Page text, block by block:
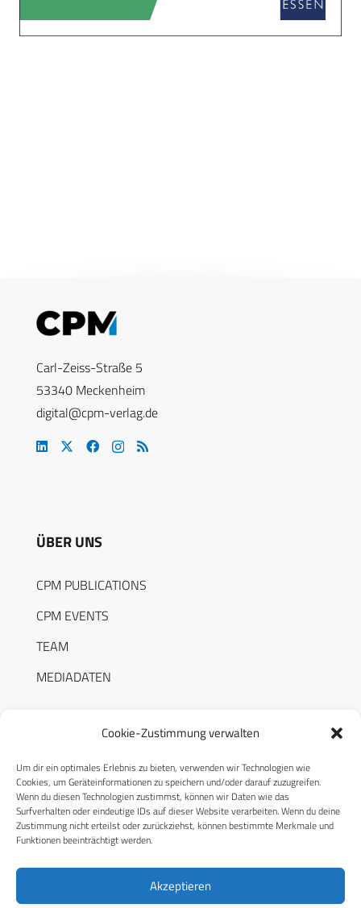
Cookie-Zustimmung verwalten
Um dir ein optimales Erlebnis zu bieten, verwenden wir Technologien wie
Cookies, um Geräteinformationen zu speichern und/oder darauf zuzugreifen.
Wenn du diesen Technologien zustimmst, können wir Daten wie das
Surfverhalten oder eindeutige IDs auf dieser Website verarbeiten. Wenn du deine
Zustimmung nicht erteilst oder zurückziehst, können bestimmte Merkmale und
Funktionen beeinträchtigt werden.
Akzeptieren
Carl-Zeiss-Straße 5
53340 Meckenheim
digital@cpm-verlag.de
ÜBER UNS
CPM PUBLICATIONS
CPM EVENTS
TEAM
MEDIADATEN
RECHTLICHES
Datenschutzerklärung
Cookie-Richtlinie (EU)